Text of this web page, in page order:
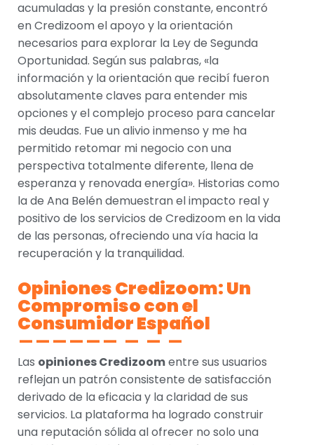
acumuladas y la presión constante, encontró
en Credizoom el apoyo y la orientación
necesarios para explorar la Ley de Segunda
Oportunidad. Según sus palabras, «la
información y la orientación que recibí fueron
absolutamente claves para entender mis
opciones y el complejo proceso para cancelar
mis deudas. Fue un alivio inmenso y me ha
permitido retomar mi negocio con una
perspectiva totalmente diferente, llena de
esperanza y renovada energía». Historias como
la de Ana Belén demuestran el impacto real y
positivo de los servicios de Credizoom en la vida
de las personas, ofreciendo una vía hacia la
recuperación y la tranquilidad.
Opiniones Credizoom: Un
Compromiso con el
Consumidor Español
Las opiniones Credizoomentre sus usuarios
reflejan un patrón consistente de satisfacción
derivado de la eficacia y la claridad de sus
servicios. La plataforma ha logrado construir
una reputación sólida al ofrecer no solo una